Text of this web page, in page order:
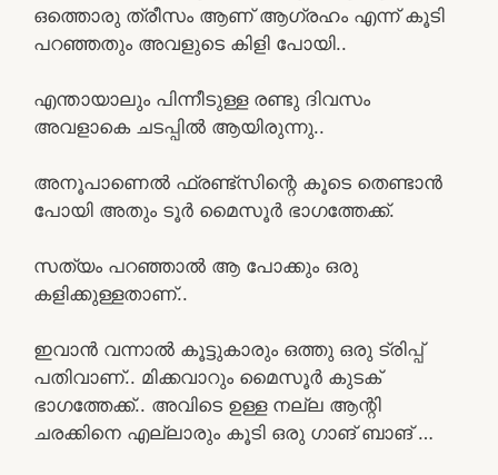
ഒത്തൊരു ത്രീസം ആണ് ആഗ്രഹം എന്ന് കൂടി
പറഞ്ഞതും അവളുടെ കിളി പോയി..
എന്തായാലും പിന്നീടുള്ള രണ്ടു ദിവസം
അവളാകെ ചടപ്പിൽ ആയിരുന്നു..
അനൂപാണെൽ ഫ്രണ്ട്സിന്റെ കൂടെ തെണ്ടാൻ
പോയി അതും ടൂർ മൈസൂർ ഭാഗത്തേക്ക്.
സത്യം പറഞ്ഞാൽ ആ പോക്കും ഒരു
കളിക്കുള്ളതാണ്..
ഇവാൻ വന്നാൽ കൂട്ടുകാരും ഒത്തു ഒരു ട്രിപ്പ്
പതിവാണ്.. മിക്കവാറും മൈസൂർ കുടക്
ഭാഗത്തേക്ക്.. അവിടെ ഉള്ള നല്ല ആന്റി
ചരക്കിനെ എല്ലാരും കൂടി ഒരു ഗാങ് ബാങ് …